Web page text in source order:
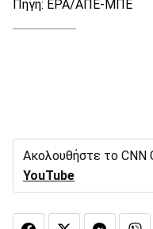
Πηγή: EPA/ΑΠΕ-ΜΠΕ
Ακολουθήστε το CNN
YouTube